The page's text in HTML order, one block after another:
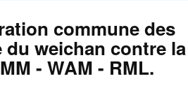
commune des
weichan contre
- WAM - RML.